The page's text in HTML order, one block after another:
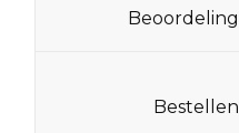
Beoordeling
Bestellen